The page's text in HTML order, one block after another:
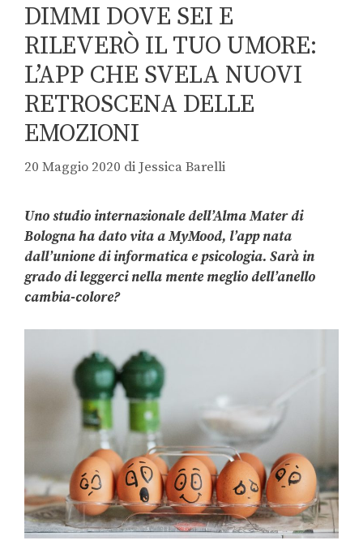
DIMMI DOVE SEI E
RILEVERÒ IL TUO UMORE:
L’APP CHE SVELA NUOVI
RETROSCENA DELLE
EMOZIONI
20 Maggio 2020 di Jessica Barelli
Uno studio internazionale dell’Alma Mater di
Bologna ha dato vita a MyMood, l’app nata
dall’unione di informatica e psicologia. Sarà in
grado di leggerci nella mente meglio dell’anello
cambia-colore?